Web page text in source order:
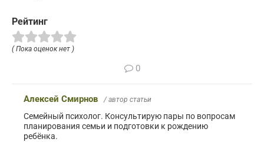
Рейтинг
( Пока оценок нет )
0
Алексей Смирнов / автор статьи
Семейный психолог. Консультирую пары по вопросам
планирования семьи и подготовки к рождению
ребёнка.